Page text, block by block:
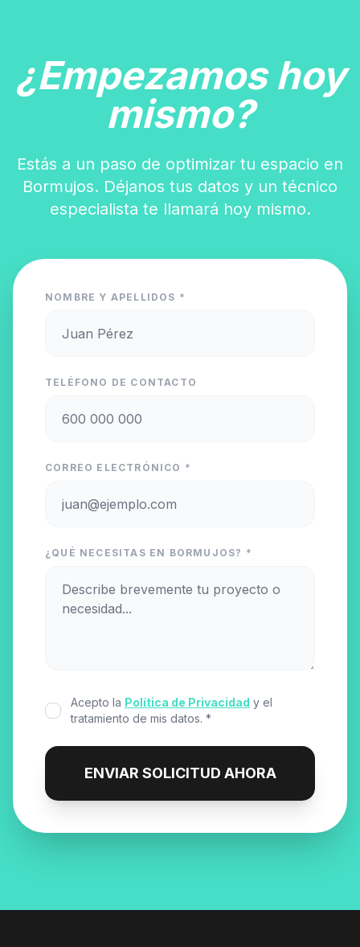
¿Empezamos hoy
mismo?
Estás a un paso de optimizar tu espacio en
Bormujos. Déjanos tus datos y un técnico
especialista te llamará hoy mismo.
NOMBRE Y APELLIDOS *
TELÉFONO DE CONTACTO
CORREO ELECTRÓNICO *
¿QUÉ NECESITAS EN BORMUJOS? *
Acepto la Política de Privacidad y el
tratamiento de mis datos. *
ENVIAR SOLICITUD AHORA